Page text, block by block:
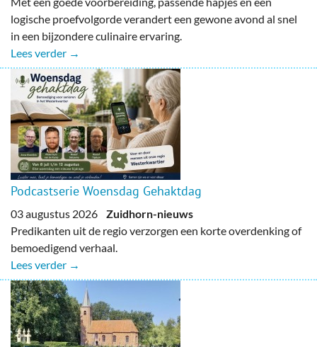
logische proefvolgorde verandert een gewone avond al snel
in een bijzondere culinaire ervaring.
Lees verder →
Podcastserie Woensdag Gehaktdag
03 augustus 2026 Zuidhorn-nieuws
Predikanten uit de regio verzorgen een korte overdenking of
bemoedigend verhaal.
Lees verder →